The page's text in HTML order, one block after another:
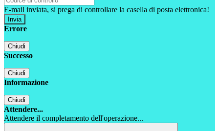
E-mail inviata, si prega di controllare la casella di posta elettronica!
Errore
Chiudi
Successo
Chiudi
Informazione
Chiudi
Attendere...
Attendere il completamento dell'operazione...